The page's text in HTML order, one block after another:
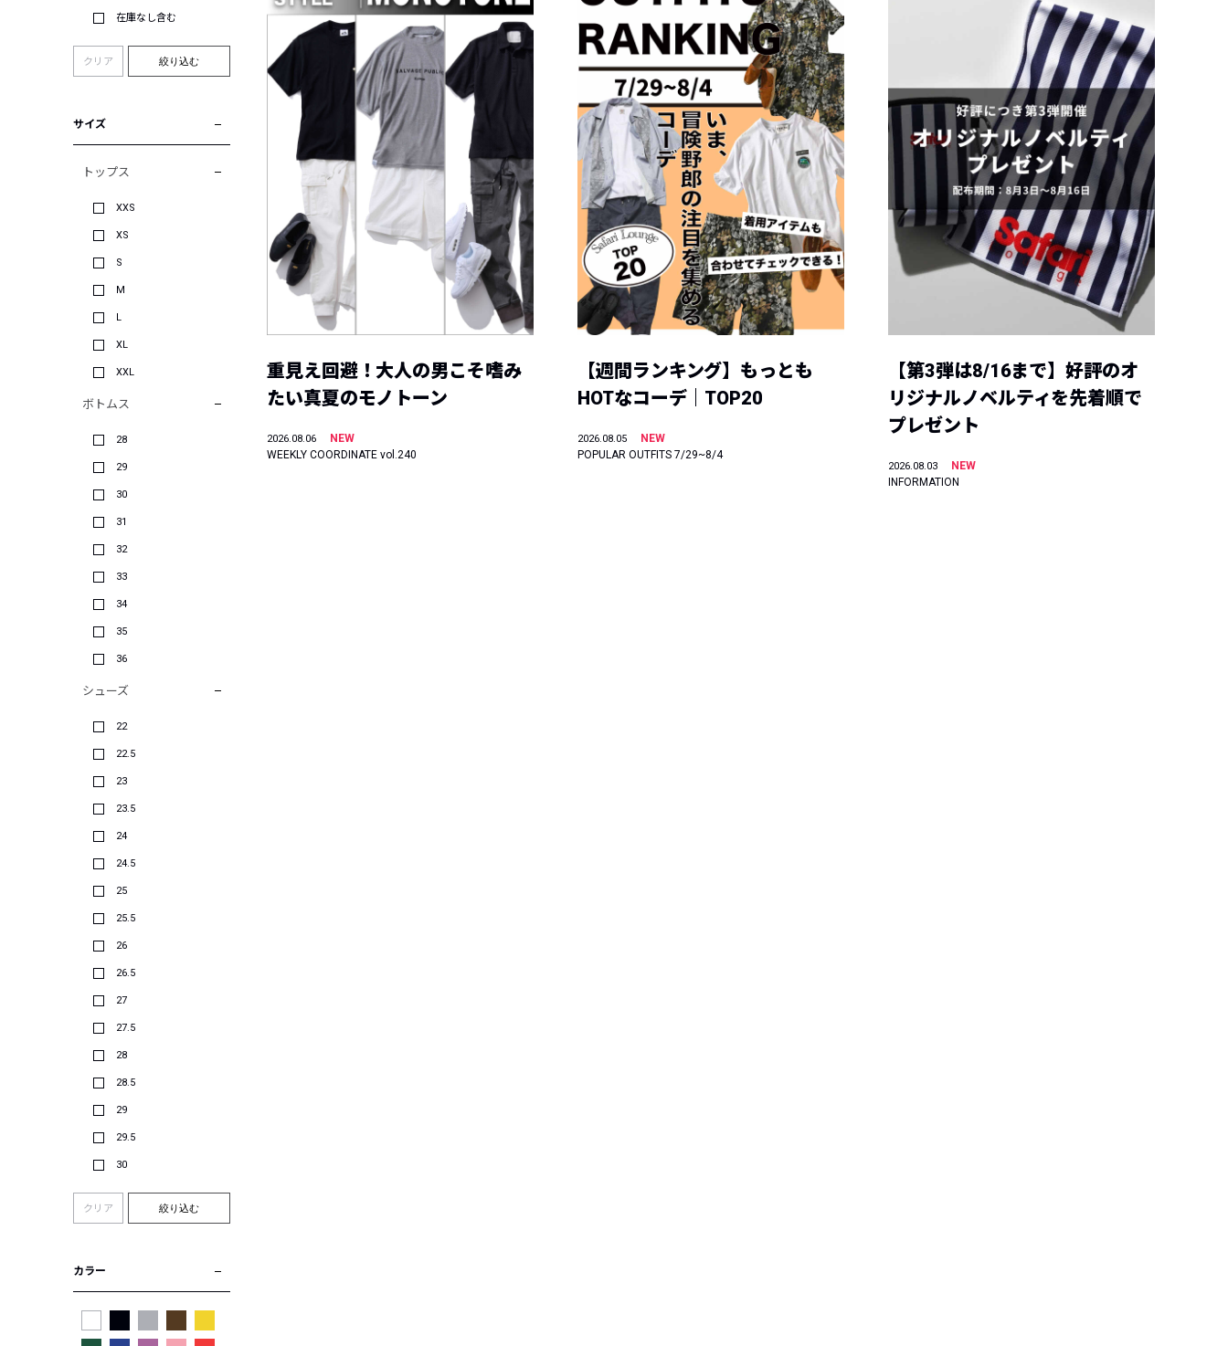
在庫なし含む
クリア 絞り込む
サイズ
トップス
XXS
XS
S
M
L
XL
XXL
ボトムス
28
29
30
31
32
33
34
35
36
シューズ
22
22.5
23
23.5
24
24.5
25
25.5
26
26.5
27
27.5
28
28.5
29
29.5
30
クリア 絞り込む
カラー
重見え回避！大人の男こそ嗜み
たい真夏のモノトーン
2026.08.06
NEW
WEEKLY COORDINATE vol.240
【週間ランキング】もっとも
HOTなコーデ｜TOP20
2026.08.05
NEW
POPULAR OUTFITS 7/29~8/4
【第3弾は8/16まで】好評のオ
リジナルノベルティを先着順で
プレゼント
2026.08.03
NEW
INFORMATION